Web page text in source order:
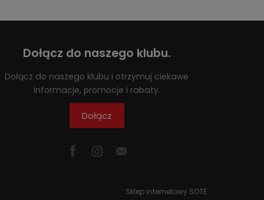
Dołącz do naszego klubu.
Dołącz do naszego klubu i otrzymuj ciekawe
informacje, promocje i rabaty.
Dołącz
Sklep internetowy SOTE